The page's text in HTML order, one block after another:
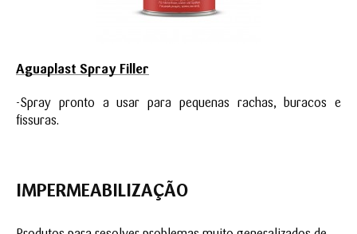
Aguaplast Spray Filler
-Spray pronto a usar para pequenas rachas, buracos e
fissuras.
IMPERMEABILIZAÇÃO